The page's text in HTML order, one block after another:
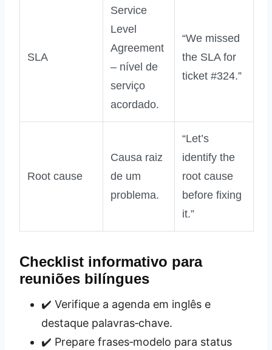
SLA
Service
Level
Agreement
– nível de
serviço
acordado.
“We missed
the SLA for
ticket #324.”
Root cause
Causa raiz
de um
problema.
“Let’s
identify the
root cause
before fixing
it.”
Checklist informativo para
reuniões bilíngues
✔️ Verifique a agenda em inglês e
destaque palavras‑chave.
✔️ Prepare frases‑modelo para status